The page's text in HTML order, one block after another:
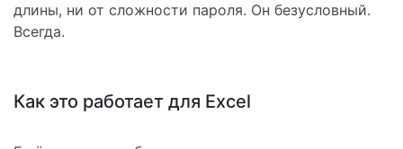
длины, ни от сложности пароля. Он безусловный.
Всегда.
Как это работает для Excel